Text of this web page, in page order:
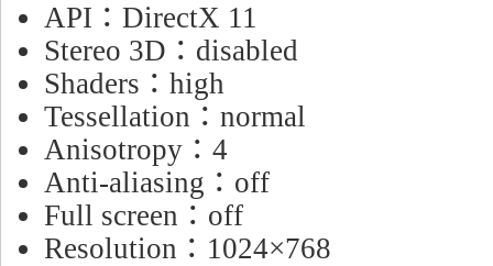
API：DirectX 11
Stereo 3D：disabled
Shaders：high
Tessellation：normal
Anisotropy：4
Anti-aliasing：off
Full screen：off
Resolution：1024×768